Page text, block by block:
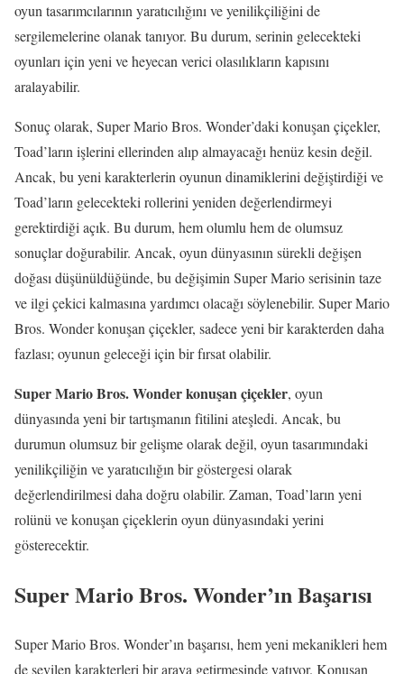
oyun tasarımcılarının yaratıcılığını ve yenilikçiliğini de
sergilemelerine olanak tanıyor. Bu durum, serinin gelecekteki
oyunları için yeni ve heyecan verici olasılıkların kapısını
aralayabilir.
Sonuç olarak, Super Mario Bros. Wonder’daki konuşan çiçekler,
Toad’ların işlerini ellerinden alıp almayacağı henüz kesin değil.
Ancak, bu yeni karakterlerin oyunun dinamiklerini değiştirdiği ve
Toad’ların gelecekteki rollerini yeniden değerlendirmeyi
gerektirdiği açık. Bu durum, hem olumlu hem de olumsuz
sonuçlar doğurabilir. Ancak, oyun dünyasının sürekli değişen
doğası düşünüldüğünde, bu değişimin Super Mario serisinin taze
ve ilgi çekici kalmasına yardımcı olacağı söylenebilir. Super Mario
Bros. Wonder konuşan çiçekler, sadece yeni bir karakterden daha
fazlası; oyunun geleceği için bir fırsat olabilir.
Super Mario Bros. Wonder konuşan çiçekler, oyun
dünyasında yeni bir tartışmanın fitilini ateşledi. Ancak, bu
durumun olumsuz bir gelişme olarak değil, oyun tasarımındaki
yenilikçiliğin ve yaratıcılığın bir göstergesi olarak
değerlendirilmesi daha doğru olabilir. Zaman, Toad’ların yeni
rolünü ve konuşan çiçeklerin oyun dünyasındaki yerini
gösterecektir.
Super Mario Bros. Wonder’ın Başarısı
Super Mario Bros. Wonder’ın başarısı, hem yeni mekanikleri hem
de sevilen karakterleri bir araya getirmesinde yatıyor. Konuşan